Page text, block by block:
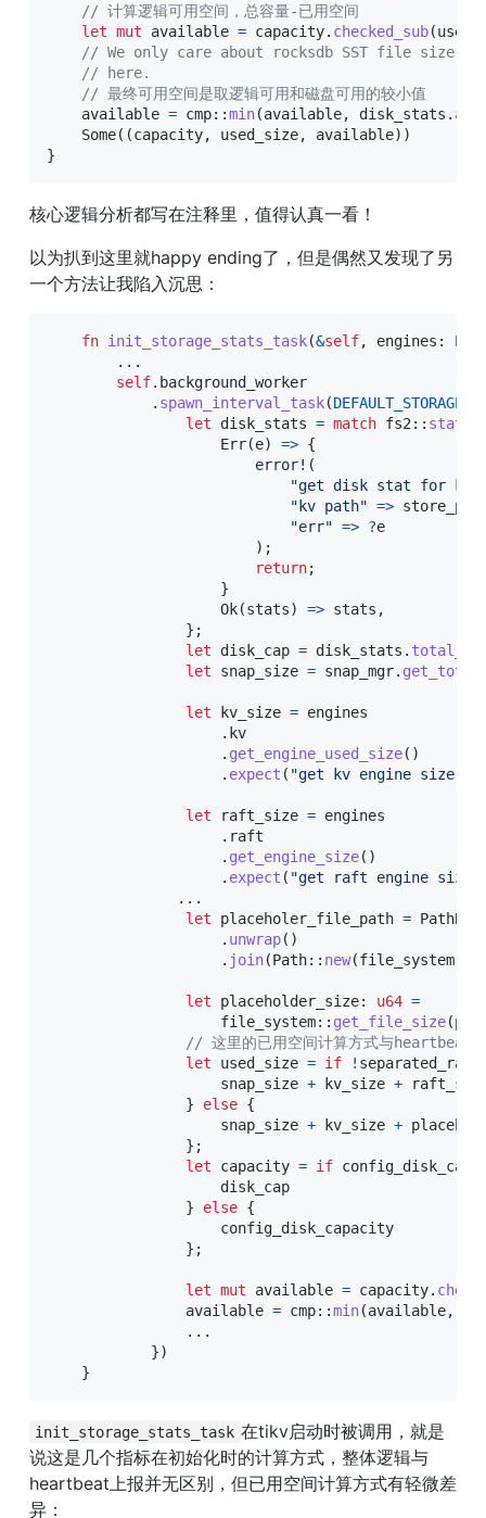
// 计算逻辑可用空间，总容量-已用空间
let mut available = capacity. checked_sub(
// We only care about rocksdb SST file size,
// here.
// 最终可用空间是取逻辑可用和磁盘可用的较小值
    available
= cmp::min(available, disk_stats .
Some( (capacity, used_size, available) )
}
核心逻辑分析都写在注释里，值得认真一看！
以为扒到这里就happy ending了，但是偶然又发现了另
一个方法让我陷入沉思：
fn init_storage_stats_task(&self, engines :
...
self. background_worker
. spawn_interval_task(
let disk_stats = match fs2 ::
Err(e) => {
error! (
"get disk stat for kv
"kv path" =>
"err" => ?e
) ;
return;
}
Ok(stats) => stats ,
} ;
let disk_cap = disk_stats .
let snap_size = snap_mgr.
let kv_size = engines
. kv
. get_engine_used_size( )
. expect ( "get kv engine size"
let raft_size = engines
. raft
. get_engine_size( )
. expect ( "get raft engine size"
...
let placeholer_file_path = PathBuf
. unwrap( )
. join(Path:: new(file_system
let placeholder_size: u64 =
file_system:: get_file_size(
// 这里的已用空间计算方式与heartbeat
let used_size = if !
                    snap_size
+ kv_size +
}
else {
                    snap_size
+ kv_size +
} ;
let capacity = if
                    disk_cap
}
else {
                    config_disk_capacity
} ;
let mut available = capacity.
                available
= cmp::min(available,
...
})
}
init_storage_stats_task 在tikv启动时被调用，就是
说这是几个指标在初始化时的计算方式，整体逻辑与
heartbeat上报并无区别，但已用空间计算方式有轻微差
异：